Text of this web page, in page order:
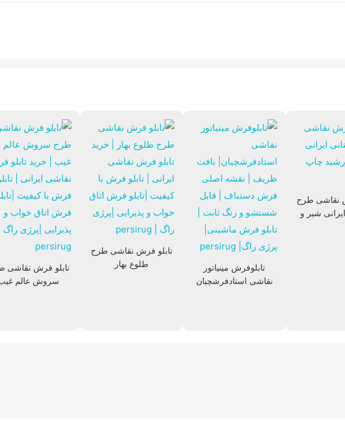
نقاشی طرح
شیر و
تابلوفرش مینیاتور
نقاشی استادفرشچیان
تابلو فرش نقاشی طرح
طلوع بهار
تابلو فرش نقاشی
سروش عالم